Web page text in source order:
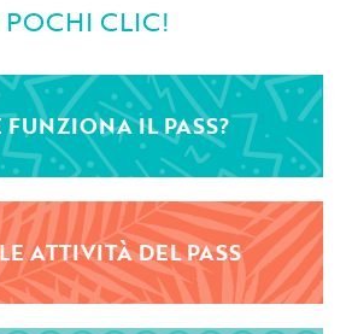
CLIC!
FUNZIONA IL PASS?
ATTIVITÀ DEL PASS